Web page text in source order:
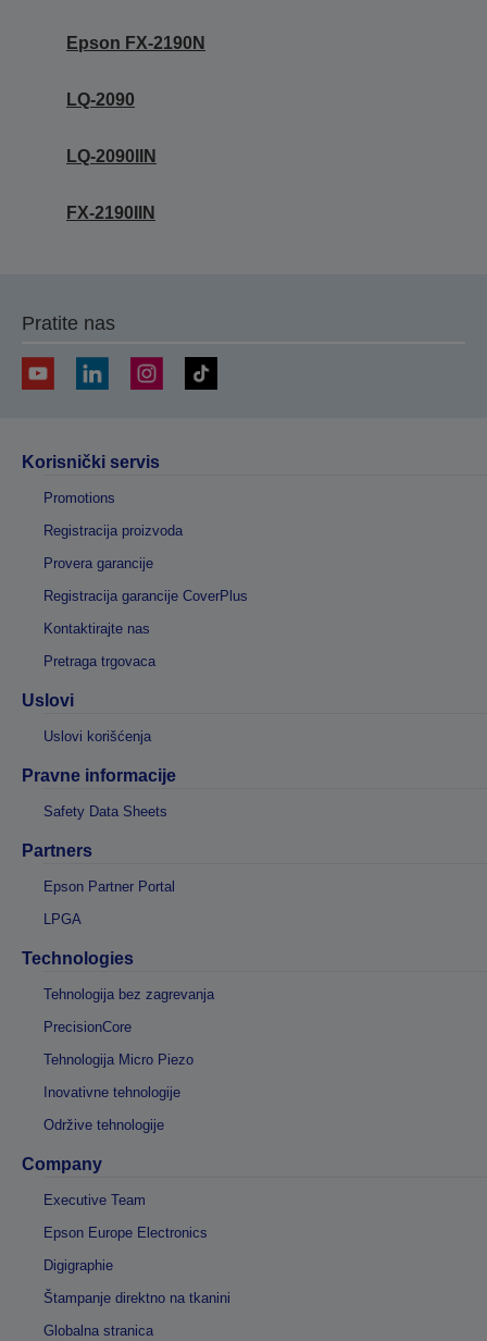
Epson FX-2190N
LQ-2090
LQ-2090IIN
FX-2190IIN
Pratite nas
Korisnički servis
Promotions
Registracija proizvoda
Provera garancije
Registracija garancije CoverPlus
Kontaktirajte nas
Pretraga trgovaca
Uslovi
Uslovi korišćenja
Pravne informacije
Safety Data Sheets
Partners
Epson Partner Portal
LPGA
Technologies
Tehnologija bez zagrevanja
PrecisionCore
Tehnologija Micro Piezo
Inovativne tehnologije
Održive tehnologije
Company
Executive Team
Epson Europe Electronics
Digigraphie
Štampanje direktno na tkanini
Globalna stranica